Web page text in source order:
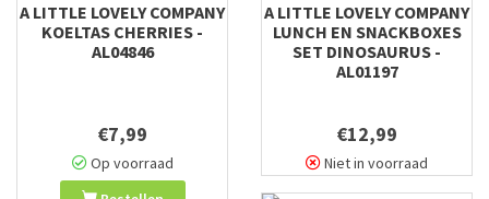
A LITTLE LOVELY COMPANY
KOELTAS CHERRIES -
AL04846
€7,99
Op voorraad
A LITTLE LOVELY COMPANY
LUNCH EN SNACKBOXES
SET DINOSAURUS -
AL01197
€12,99
Niet in voorraad